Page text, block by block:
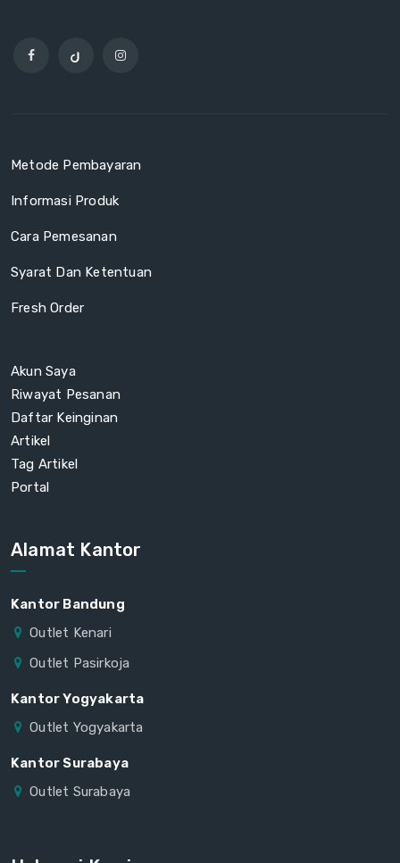
Metode Pembayaran
Informasi Produk
Cara Pemesanan
Syarat Dan Ketentuan
Fresh Order
Akun Saya
Riwayat Pesanan
Daftar Keinginan
Artikel
Tag Artikel
Portal
Alamat Kantor
Kantor Bandung
Outlet Kenari
Outlet Pasirkoja
Kantor Yogyakarta
Outlet Yogyakarta
Kantor Surabaya
Outlet Surabaya